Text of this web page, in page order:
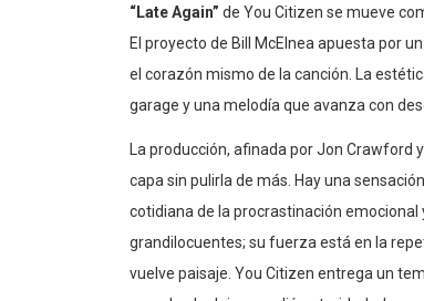
“Late Again” de You Citizen se mueve
El proyecto de Bill McElnea apuesta por
el corazón mismo de la canción. La
garage y una melodía que avanza con
La producción, afinada por Jon Crawford
capa sin pulirla de más. Hay una
cotidiana de la procrastinación emocional
grandilocuentes; su fuerza está en la
vuelve paisaje. You Citizen entrega un